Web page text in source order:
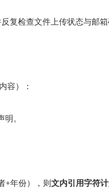
复检查文件上传状态与邮箱
容）：
。
+年份），则​文内引用字符